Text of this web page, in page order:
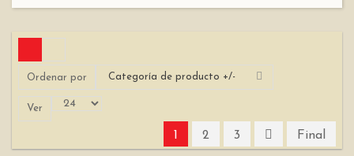
Ordenar por Categoría de producto +/-
Ver
1 2 3 Final